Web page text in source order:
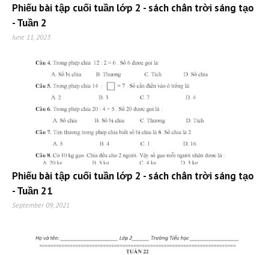
Phiếu bài tập cuối tuần lớp 2 - sách chân trời sáng tạo
- Tuần 2
June 11, 2023
Phiếu bài tập cuối tuần lớp 2 - sách chân trời sáng tạo
- Tuần 21
September 09, 2021